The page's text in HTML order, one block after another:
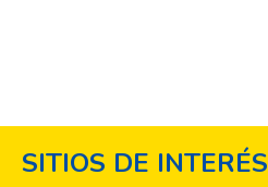
SITIOS DE INTERÉS